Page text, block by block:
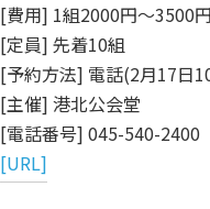
[費用] 1組2000円～3500円
[定員] 先着10組
[予約方法] 電話(2月17日
[主催] 港北公会堂
[電話番号] 045-540-2400
[URL]